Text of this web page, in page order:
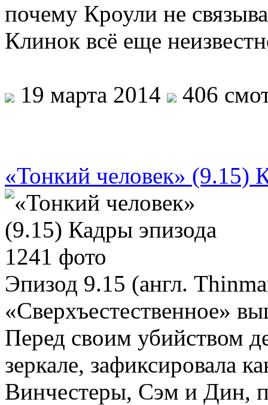
почему Кроули не
Клинок всё еще
19 марта 2014 406
«Тонкий человек» (9.15)
Эпизод 9.15 (англ.
«Сверхъестественное»
Перед своим убийством
зеркале, зафиксировала
Винчестеры, Сэм и Дин,